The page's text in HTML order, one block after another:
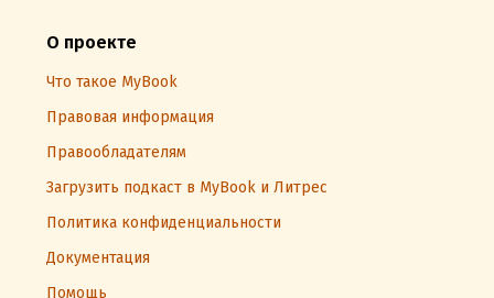
О проекте
Что такое MyBook
Правовая информация
Правообладателям
Загрузить подкаст в MyBook и Литрес
Политика конфиденциальности
Документация
Помощь